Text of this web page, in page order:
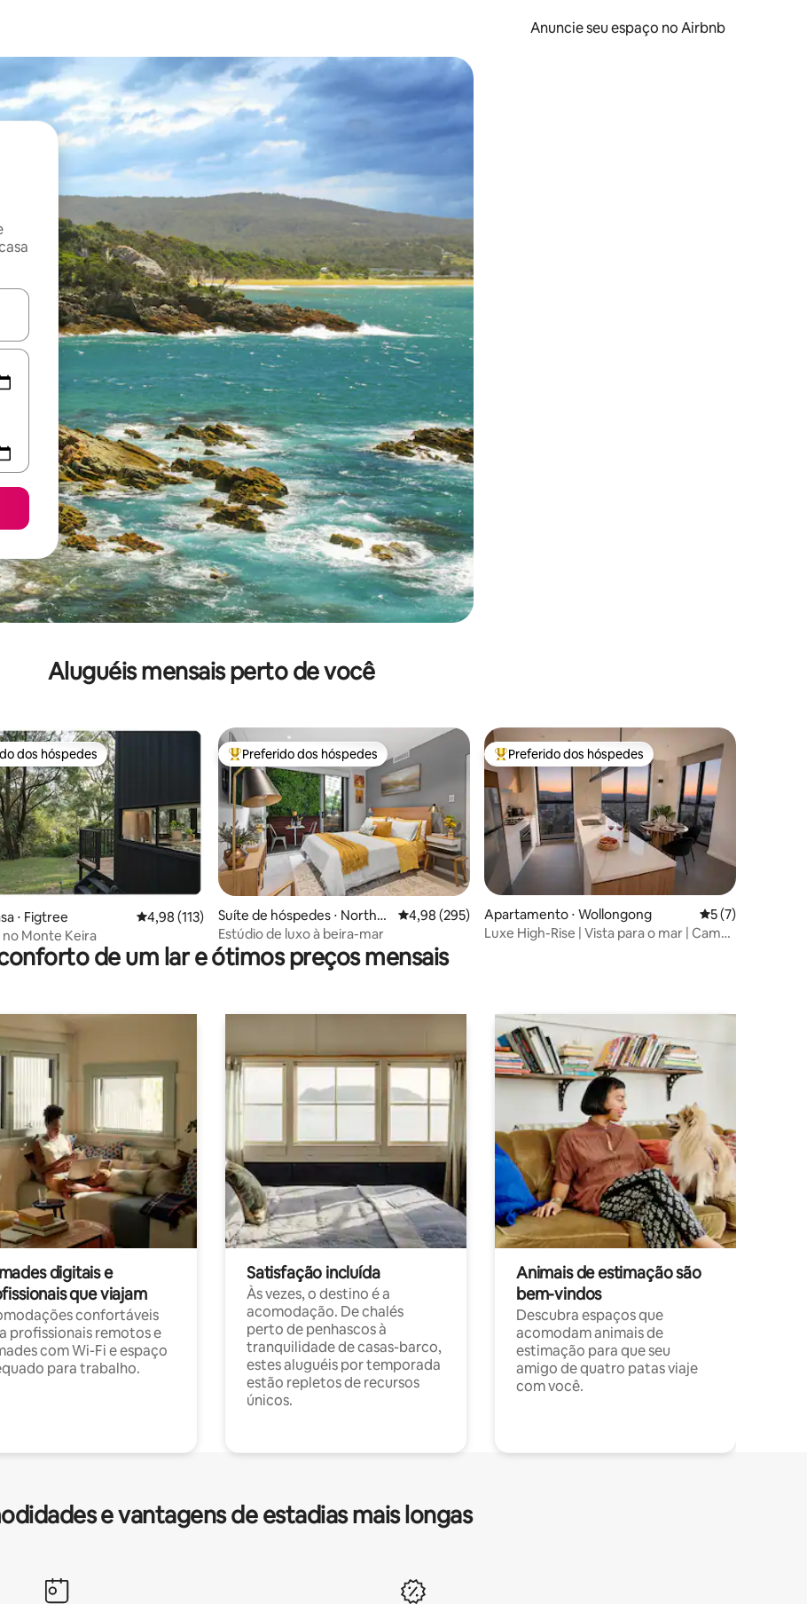
Anuncie seu espaço no Airbnb
os usando as seta para cima e para baixo do teclado ou tocando e deslizando o dedo na tela.
Aluguéis mensais perto de você
média de 5, 8 avaliações
dos hóspedes
dos hóspedes
⋅ Figtree 4,98 de uma avaliação média de 5, 113 avaliações
4,98 (113)
no Monte Keira
Entre os melhores preferidos dos hóspedes
Preferido dos hóspedes
Suíte de hóspedes ⋅ North
Wollongong
4,98 de uma avaliação média de 5, 295 avaliações
4,98 (295)
Estúdio de luxo à beira-mar
Entre os melhores preferidos dos hóspedes
Preferido dos hóspedes
Apartamento ⋅ Wollongong 5 de uma
5 (7)
Luxe High-Rise | Vista para o mar | Cama
de um lar e ótimos preços mensais
digitais e
que viajam
confortáveis
profissionais remotos e
com Wi-Fi e espaço
para trabalho.
Satisfação incluída
Às vezes, o destino é a
acomodação. De chalés
perto de penhascos à
tranquilidade de casas-barco,
estes aluguéis por temporada
estão repletos de recursos
únicos.
Animais de estimação são
bem-vindos
Descubra espaços que
acomodam animais de
estimação para que seu
amigo de quatro patas viaje
com você.
e vantagens de estadias mais longas